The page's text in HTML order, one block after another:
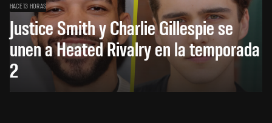
HACE 13 HORAS
Justice Smith y Charlie Gillespie se
unen a Heated Rivalry en la temporada
2